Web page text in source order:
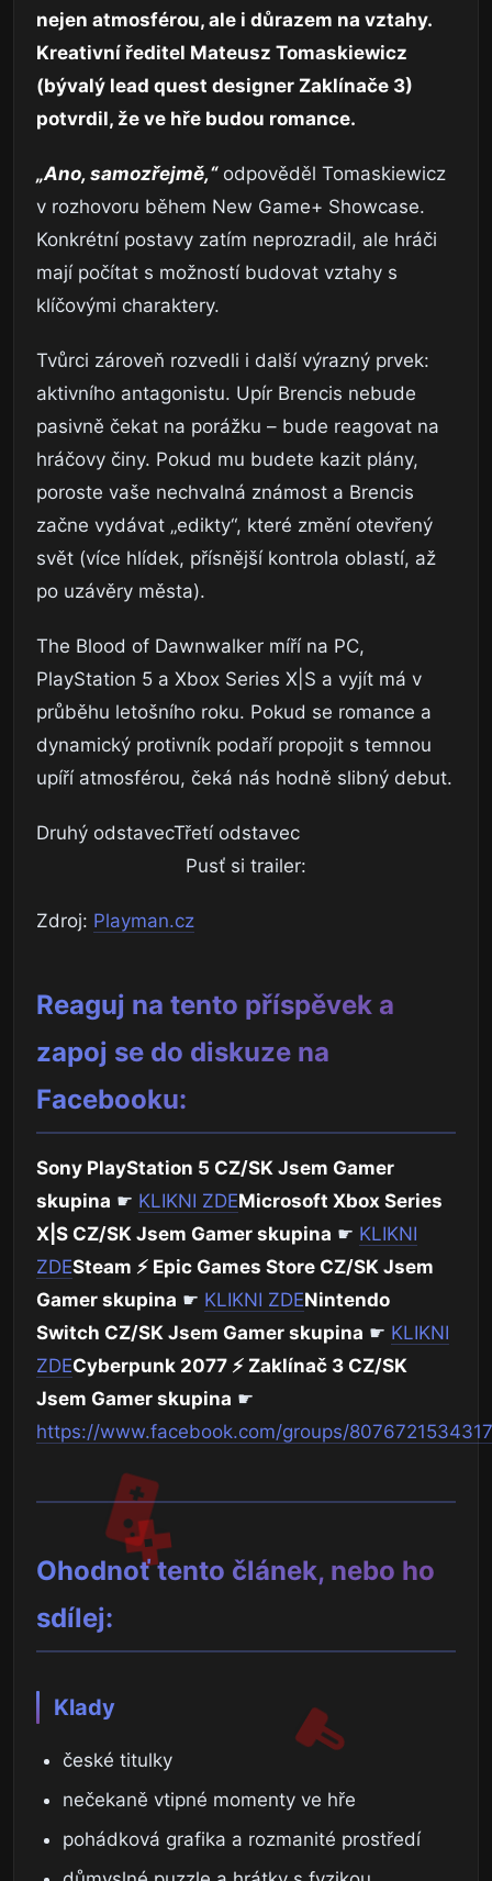
nejen atmosférou, ale i důrazem na vztahy.
Kreativní ředitel Mateusz Tomaskiewicz
(bývalý lead quest designer Zaklínače 3)
potvrdil, že ve hře budou romance.
„Ano, samozřejmě,“odpověděl Tomaskiewicz
v rozhovoru během New Game+ Showcase.
Konkrétní postavy zatím neprozradil, ale hráči
mají počítat s možností budovat vztahy s
klíčovými charaktery.
Tvůrci zároveň rozvedli i další výrazný prvek:
aktivního antagonistu. Upír Brencis nebude
pasivně čekat na porážku – bude reagovat na
hráčovy činy. Pokud mu budete kazit plány,
poroste vaše nechvalná známost a Brencis
začne vydávat „edikty“, které změní otevřený
svět (více hlídek, přísnější kontrola oblastí, až
po uzávěry města).
The Blood of Dawnwalker míří na PC,
PlayStation 5 a Xbox Series X|S a vyjít má v
průběhu letošního roku. Pokud se romance a
dynamický protivník podaří propojit s temnou
upíří atmosférou, čeká nás hodně slibný debut.
Druhý odstavecTřetí odstavec
Pusť si trailer:
Zdroj: Playman.cz
Reaguj na tento příspěvek a
zapoj se do diskuze na
Facebooku:
Sony PlayStation 5 CZ/SK Jsem Gamer
skupina ☛ KLIKNI ZDEMicrosoft Xbox Series
X|S CZ/SK Jsem Gamer skupina ☛ KLIKNI
ZDESteam ⚡ Epic Games Store CZ/SK Jsem
Gamer skupina ☛ KLIKNI ZDENintendo
Switch CZ/SK Jsem Gamer skupina ☛ KLIKNI
ZDECyberpunk 2077 ⚡ Zaklínač 3 CZ/SK
Jsem Gamer skupina ☛
https://www.facebook.com/groups/
Ohodnoť tento článek, nebo ho
sdílej:
Klady
české titulky
nečekaně vtipné momenty ve hře
pohádková grafika a rozmanité prostředí